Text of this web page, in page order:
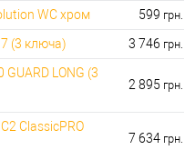
WC хром
599 грн.
(3 ключа) 3 746 грн.
LONG (3
2 895 грн.
ClassicPRO
7 634 грн.